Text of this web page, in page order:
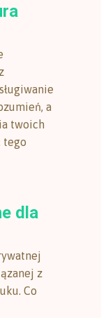
a
twoich
tego
dla
z
Co